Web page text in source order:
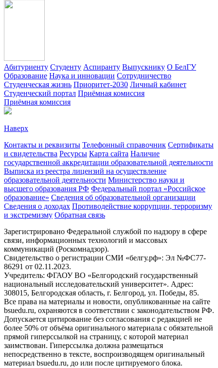
Абитуриенту Студенту Аспиранту Выпускнику О БелГУ
Образование Наука и инновации Сотрудничество
Студенческая жизнь Приоритет-2030 Личный кабинет
Студенческий портал Приёмная комиссия
Приёмная комиссия
Наверх
Контакты и реквизиты Телефонный справочник Сертификаты
и свидетельства Ресурсы Карта сайта Наличие
государственной аккредитации образовательной деятельности
Выписка из реестра лицензий на осуществление
образовательной деятельности Министерствo науки и
высшего образования РФ Федеральный портал «Российское
образование» Сведения об образовательной организации
Сведения о доходах Противодействие коррупции, терроризму
и экстремизму Обратная связь
Зарегистрировано Федеральной службой по надзору в сфере
связи, информационных технологий и массовых
коммуникаций (Роскомнадзор).
Свидетельство о регистрации СМИ «белгу.рф»: Эл №ФС77-
86291 от 02.11.2023.
Учредитель: ФГАОУ ВО «Белгородский государственный
национальный исследовательский университет». Адрес:
308015, Белгородская область, г. Белгород, ул. Победы, 85.
Все права на материалы и новости, опубликованные на сайте
bsuedu.ru, охраняются в соответствии с законодательством РФ.
Допускается цитирование без согласования с редакцией не
более 50% от объёма оригинального материала с обязательной
прямой гиперссылкой на страницу, с которой материал
заимствован. Гиперссылка должна размещаться
непосредственно в тексте, воспроизводящем оригинальный
материал bsuedu.ru, до или после цитируемого блока.